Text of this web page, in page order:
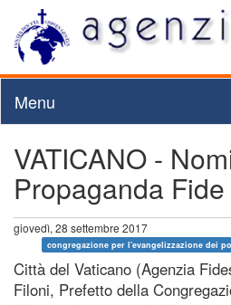
Menu
VATICANO -
Propaganda Fide
giovedì, 28 settembre 2017
congregazione per l'evangelizzazione dei
Città del Vaticano (Agenzia
Filoni, Prefetto della